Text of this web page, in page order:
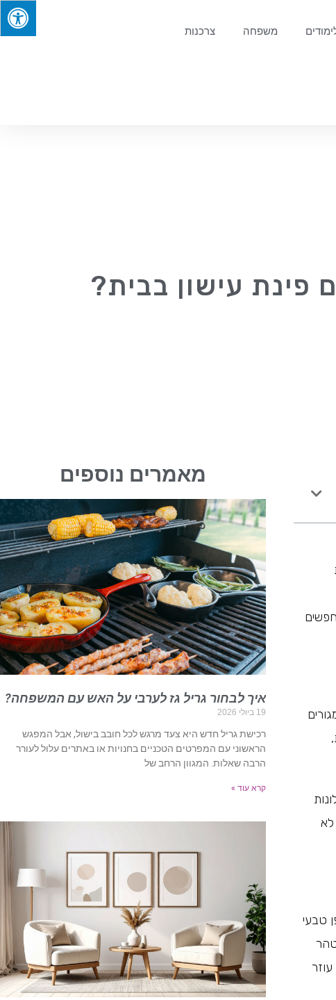
משפחה צרכנות
פינת עישון בבית?
לא
טבעי
מאמרים נוספים
איך לבחור גריל גז לערבי על האש עם המשפחה?
19 ביולי 2026
רכישת גריל חדש היא צעד מרגש לכל חובב בישול, אבל המפגש
הראשוני עם המפרטים הטכניים בחנויות או באתרים עלול לעורר
הרבה שאלות. המגוון הרחב של
קרא עוד »